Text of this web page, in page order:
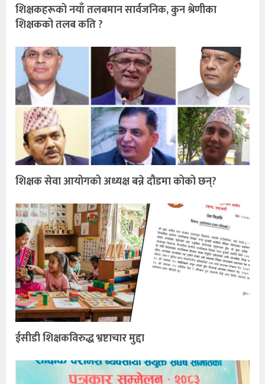
शिक्षकहरूको नयाँ तलबमान सार्वजनिक, कुन श्रेणीका
शिक्षकको तलब कति ?
शिक्षक सेवा आयोगको अध्यक्ष बन्ने दौडमा कोको छन्?
ईसीडी शिक्षकविरुद्ध भ्रष्टाचार मुद्दा